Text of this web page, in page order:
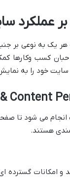
عملکرد
هر یک به نوعی بر
کسب وکارها
سایت خود را به
می شود تا
هستند.
امکانات گسترده